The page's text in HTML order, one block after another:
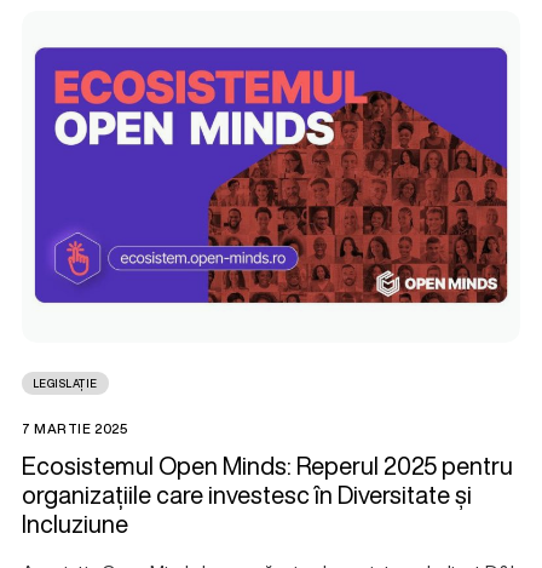
LEGISLAȚIE
7 MARTIE 2025
Ecosistemul Open Minds: Reperul 2025 pentru
organizațiile care investesc în Diversitate și
Incluziune